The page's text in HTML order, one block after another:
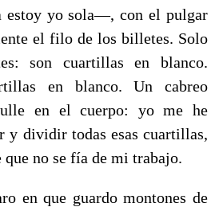
estoy yo sola—, con el pulgar
el filo de los billetes. Solo
son cuartillas en blanco.
en blanco. Un cabreo
en el cuerpo: yo me he
y dividir todas esas cuartillas,
no se fía de mi trabajo.
en que guardo montones de